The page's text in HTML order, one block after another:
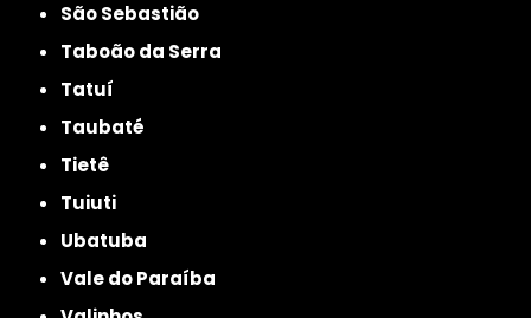
São Sebastião
Taboão da Serra
Tatuí
Taubaté
Tietê
Tuiuti
Ubatuba
Vale do Paraíba